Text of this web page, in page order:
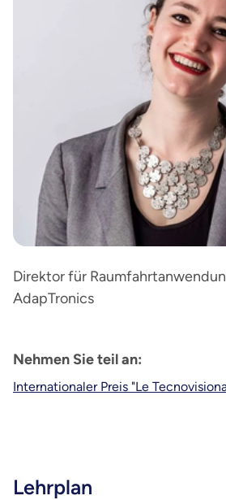
Direktor für
AdapTronics
Nehmen Sie teil an:
Internationaler Preis "Le
Lehrplan